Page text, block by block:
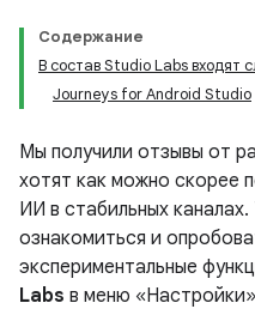
Содержание
В состав Studio Labs
Journeys for Android Studio
Мы получили отзывы от
хотят как можно скорее
ИИ в стабильных
ознакомиться и
экспериментальные
Labs в меню